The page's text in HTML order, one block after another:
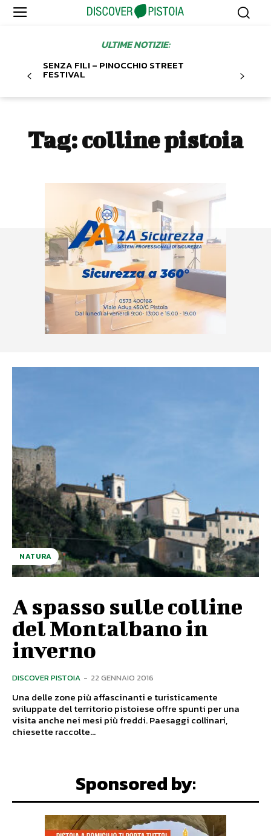
ULTIME NOTIZIE:
SENZA FILI – PINOCCHIO STREET
FESTIVAL
Tag:colline pistoia
NATURA
A spasso sulle colline
del Montalbano in
inverno
DISCOVER PISTOIA - 22 GENNAIO 2016
Una delle zone più affascinanti e turisticamente
sviluppate del territorio pistoiese offre spunti per una
visita anche nei mesi più freddi. Paesaggi collinari,
chiesette raccolte...
Sponsored by: